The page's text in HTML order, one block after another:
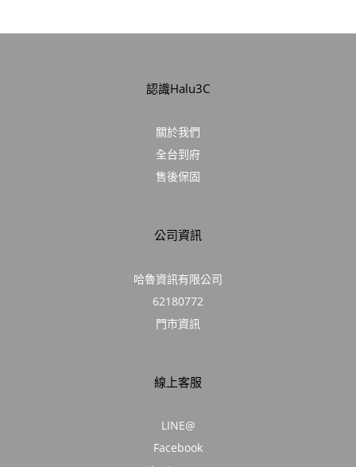
認識Halu3C
關於我們
全台到府
售後保固
公司資訊
哈魯資訊有限公司
62180772
門市資訊
線上客服
LINE@
Facebook